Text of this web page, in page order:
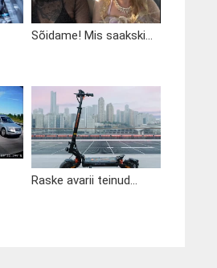
Sõidame! Mis saakski...
Raske avarii teinud...